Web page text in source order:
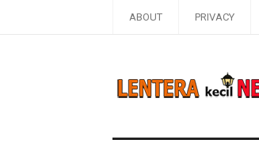
ABOUT PRIVACY